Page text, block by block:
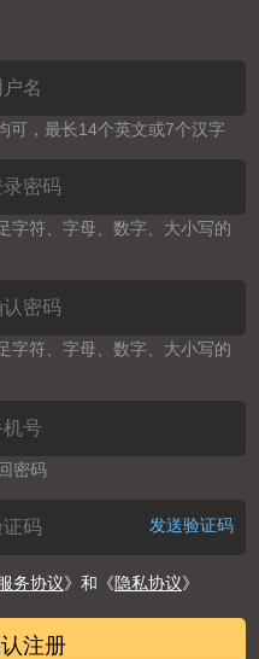
可，最长14个英文或7个汉字
字符、字母、数字、大小写的
字符、字母、数字、大小写的
密码
发送验证码
务协议》和《 隐私协议》
注册